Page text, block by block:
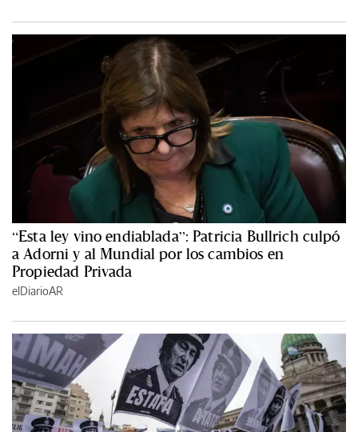
“Esta ley vino endiablada”: Patricia Bullrich culpó
a Adorni y al Mundial por los cambios en
Propiedad Privada
elDiarioAR